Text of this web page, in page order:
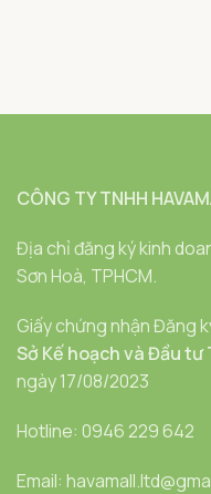
CÔNG TY TNHH
Địa chỉ đăng ký kinh
Sơn Hoà, TPHCM.
Giấy chứng nhận Đăng
Sở Kế hoạch và Đầu
ngày 17/08/2023
Hotline: 0946 229 642
Email: